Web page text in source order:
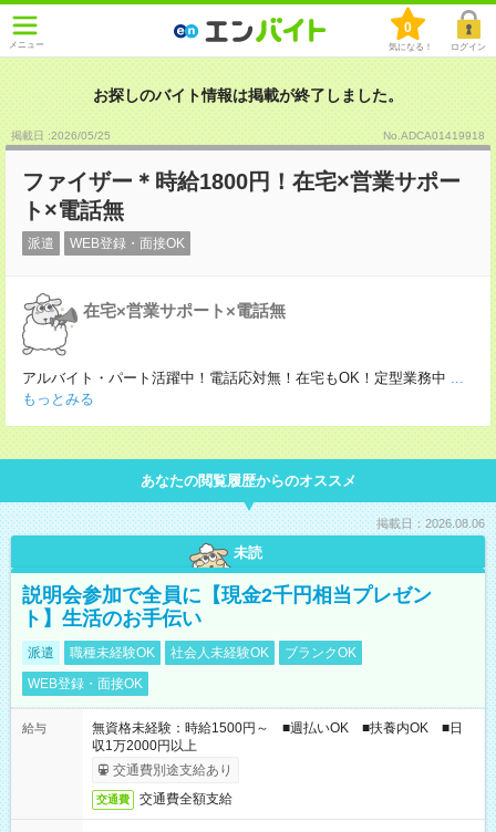
メニュー
0
気になる！ ログイン
お探しのバイト情報は掲載が終了しました。
掲載日 :2026/05/25 No.ADCA01419918
ファイザー＊時給1800円！在宅×営業サポー
ト×電話無
派遣 WEB登録・面接OK
在宅×営業サポート×電話無
アルバイト・パート活躍中！電話応対無！在宅もOK！定型業務中 ...
もっとみる
あなたの閲覧履歴からのオススメ
掲載日：2026.08.06
未読
説明会参加で全員に【現金2千円相当プレゼン
ト】生活のお手伝い
派遣 職種未経験OK 社会人未経験OK
ブランクOK
WEB登録・面接OK
給与
無資格未経験：時給1500円～ ■週払いOK ■扶養内OK ■日
収1万2000円以上
交通費別途支給あり
交通費 交通費全額支給